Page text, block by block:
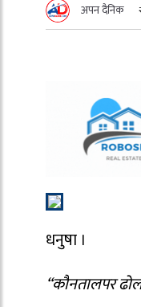
अपन दैनिक
धनुषा ।
“कौनतालपर